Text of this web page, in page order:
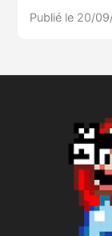
Publié le 20/